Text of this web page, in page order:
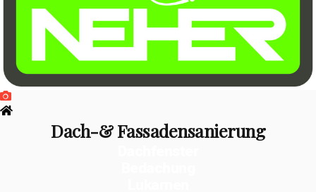
Dach-& Fassadensanierung